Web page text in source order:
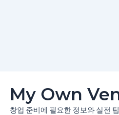
My Own
창업 준비에 필요한 정보와 실전